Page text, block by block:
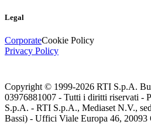
Legal
CorporateCookie Policy
Privacy Policy
Copyright © 1999-2026 RTI S.p.A.
03976881007 - Tutti i diritti riservati -
S.p.A. - RTI S.p.A., Mediaset N.V.,
Bassi) - Uffici Viale Europa 46,